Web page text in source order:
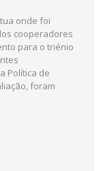
onde foi
cooperadores
para o triénio
Política de
foram